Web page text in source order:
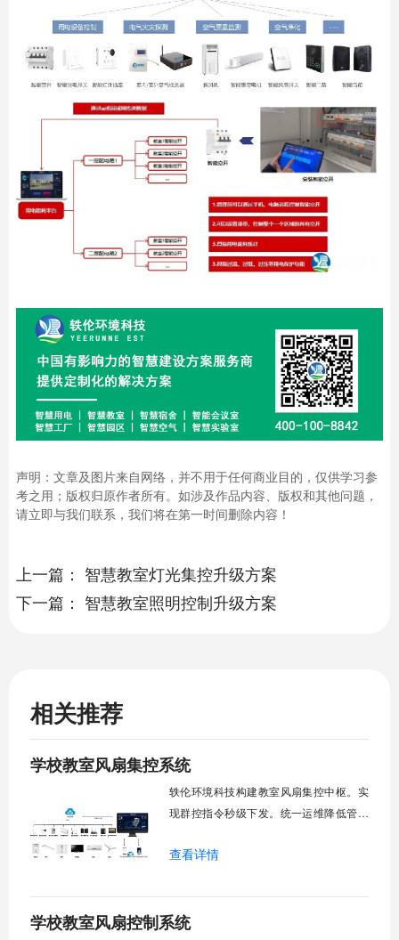
声明：文章及图片来自网络，并不用于任何商业目的，仅供学习参
考之用；版权归原作者所有。如涉及作品内容、版权和其他问题，
请立即与我们联系，我们将在第一时间删除内容！
上一篇： 智慧教室灯光集控升级方案
下一篇： 智慧教室照明控制升级方案
相关推荐
学校教室风扇集控系统
轶伦环境科技构建教室风扇集控中枢。实
现群控指令秒级下发。统一运维降低管理
巡检盲区。保障教学环境温湿度适宜。数
块清单：远程集中控制。智能定时调度。
环境自适应调节。能耗监测统计。故障预
查看详情
学校教室风扇控制系统